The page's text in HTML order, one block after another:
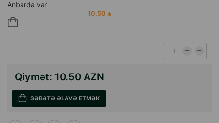
Anbarda var
10.50 ₼
Qiymət: 10.50 AZN
SƏBƏTƏ ƏLAVƏ ETMƏK